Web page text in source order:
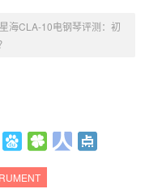
星海CLA-10电钢琴评测：初